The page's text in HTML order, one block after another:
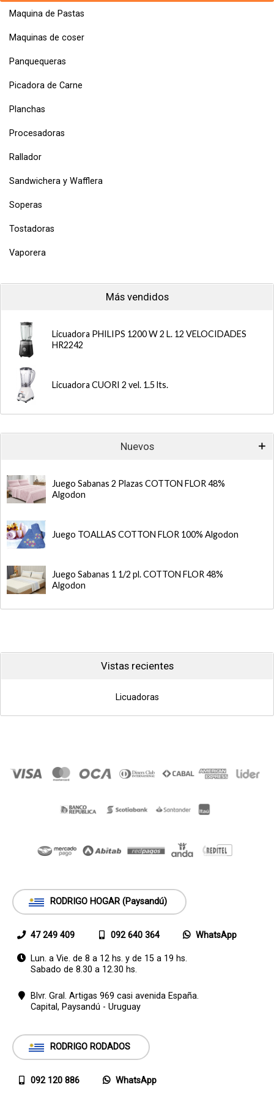
Maquina de Pastas
Maquinas de coser
Panquequeras
Picadora de Carne
Planchas
Procesadoras
Rallador
Sandwichera y Wafflera
Soperas
Tostadoras
Vaporera
Más vendidos
Licuadora PHILIPS 1200 W 2 L. 12 VELOCIDADES
HR2242
Licuadora CUORI 2 vel. 1.5 lts.
Nuevos
Juego Sabanas 2 Plazas COTTON FLOR 48%
Algodon
Juego TOALLAS COTTON FLOR 100% Algodon
Juego Sabanas 1 1/2 pl. COTTON FLOR 48%
Algodon
Vistas recientes
Licuadoras
RODRIGO HOGAR (Paysandú)
47 249 409 092 640 364 WhatsApp
Lun. a Vie. de 8 a 12 hs. y de 15 a 19 hs.
Sabado de 8.30 a 12.30 hs.
Blvr. Gral. Artigas 969 casi avenida España.
Capital, Paysandú - Uruguay
RODRIGO RODADOS
092 120 886 WhatsApp